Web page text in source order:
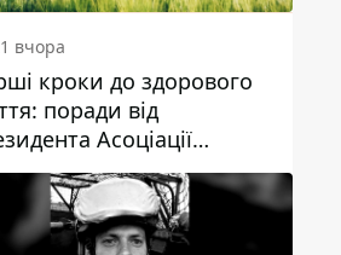
вчора
кроки до здорового
поради від
Асоціації
України